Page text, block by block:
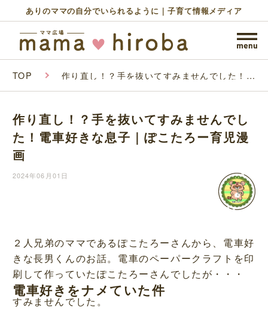
ありのママの自分でいられるように｜子育て情報メディア
TOP 作り直し！？手を抜いてすみませんでした！電
作り直し！？手を抜いてすみませんでし
た！電車好きな息子｜ぽこたろー育児漫
画
2024年06月01日
２人兄弟のママであるぽこたろーさんから、電車好
きな長男くんのお話。電車のペーパークラフトを印
刷して作っていたぽこたろーさんでしたが・・・
電車好きをナメていた件
すみませんでした。